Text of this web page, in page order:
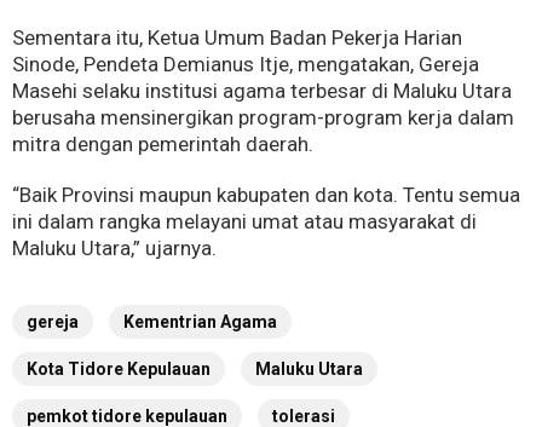
Sementara itu, Ketua Umum Badan Pekerja Harian
Sinode, Pendeta Demianus Itje, mengatakan, Gereja
Masehi selaku institusi agama terbesar di Maluku Utara
berusaha mensinergikan program-program kerja dalam
mitra dengan pemerintah daerah.
“Baik Provinsi maupun kabupaten dan kota. Tentu semua
ini dalam rangka melayani umat atau masyarakat di
Maluku Utara,” ujarnya.
gereja Kementrian Agama
Kota Tidore Kepulauan Maluku Utara
pemkot tidore kepulauan tolerasi